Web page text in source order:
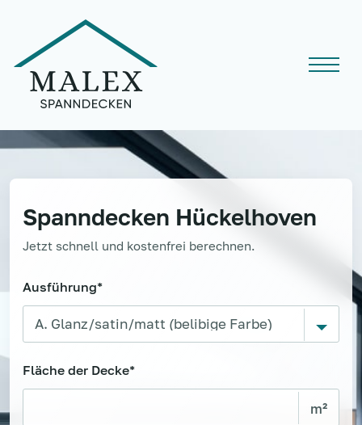
Spanndecken Hückelhoven
Jetzt schnell und kostenfrei berechnen.
Ausführung*
Fläche der Decke*